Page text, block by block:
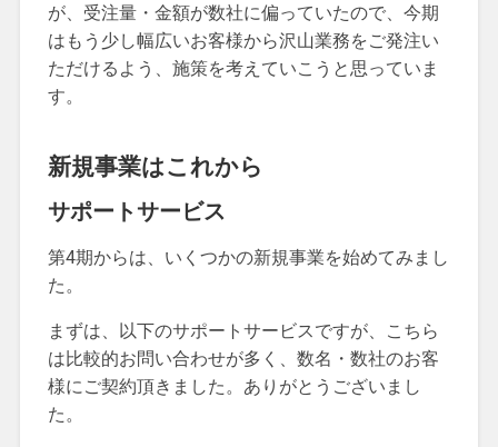
が、受注量・金額が数社に偏っていたので、今期
はもう少し幅広いお客様から沢山業務をご発注い
ただけるよう、施策を考えていこうと思っていま
す。
新規事業はこれから
サポートサービス
第4期からは、いくつかの新規事業を始めてみまし
た。
まずは、以下のサポートサービスですが、こちら
は比較的お問い合わせが多く、数名・数社のお客
様にご契約頂きました。ありがとうございまし
た。